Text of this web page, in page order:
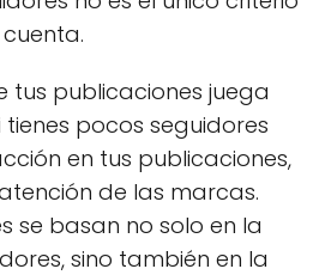
tus publicaciones juega
tienes pocos seguidores
en tus publicaciones,
de las marcas.
se basan no solo en la
sino también en la